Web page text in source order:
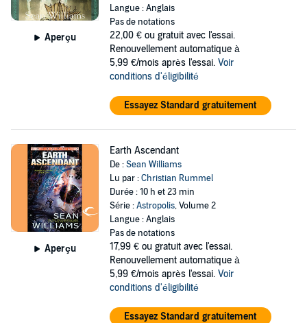
Aperçu
Langue : Anglais
Pas de notations
22,00 € ou gratuit avec l'essai.
Renouvellement automatique à
5,99 €/mois après l'essai. Voir
conditions d'éligibilité
Essayez Standard gratuitement
Aperçu
Earth Ascendant
De :Sean Williams
Lu par :Christian Rummel
Durée : 10 h et 23 min
Série :Astropolis, Volume 2
Langue : Anglais
Pas de notations
17,99 € ou gratuit avec l'essai.
Renouvellement automatique à
5,99 €/mois après l'essai. Voir
conditions d'éligibilité
Essayez Standard gratuitement